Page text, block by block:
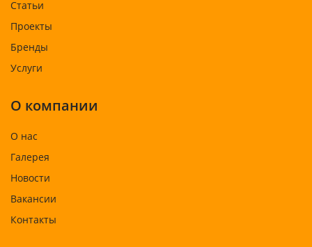
Статьи
Проекты
Бренды
Услуги
О компании
О нас
Галерея
Новости
Вакансии
Контакты